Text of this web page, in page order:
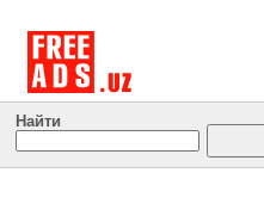
Найти